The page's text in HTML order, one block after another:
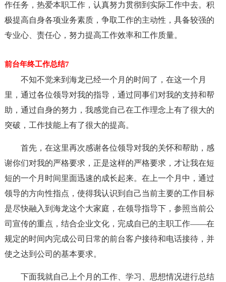
作任务，热爱本职工作，认真努力贯彻到实际工作中去。积
极提高自身各项业务素质，争取工作的主动性，具备较强的
专业心、责任心，努力提高工作效率和工作质量。
前台年终工作总结7
不知不觉来到海龙已经一个月的时间了，在这一个月
里，通过各位领导对我的指导，通过同事们对我的支持和帮
助，通过自身的努力，我感觉自己在工作理念上有了很大的
突破，工作技能上有了很大的提高。
首先，在这里再次感谢各位领导对我的关怀和帮助，感
谢你们对我的严格要求，正是这样的严格要求，才让我在短
短的一个月时间里面迅速的成长起来。在上一个月中，通过
领导的方向性指点，使得我认识到自己当前主要的工作目标
是尽快融入到海龙这个大家庭，在领导指导下，参照当前公
司宣传的重点，结合企业文化，完成自已的主职工作——在
规定的时间内完成公司日常的前台客户接待和电话接待，并
使之达到公司的基本要求。
下面我就自己上个月的工作、学习、思想情况进行总结